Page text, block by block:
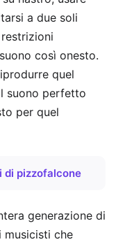
a due soli
così onesto.
quel
suono perfetto
per quel
di pizzofalcone
generazione di
che